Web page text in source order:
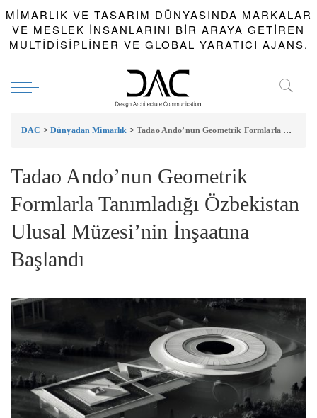
MIMARLIK VE TASARIM DÜNYASINDA MARKALAR
VE MESLEK INSANLARINI BIR ARAYA GETIREN
MULTIDISIPLINER VE GLOBAL YARATICI AJANS.
DAC > Dünyadan Mimarlık > Tadao Ando’nun Geometrik Formlarla Tanımladığı Özbekistan Ulusal Müzesi’nin İnşaatına Başlandı
Tadao Ando’nun Geometrik
Formlarla Tanımladığı Özbekistan
Ulusal Müzesi’nin İnşaatına
Başlandı